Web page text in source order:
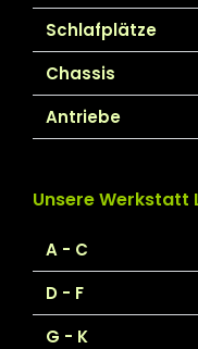
Schlafplätze
Chassis
Antriebe
Unsere Werkstatt
A - C
D - F
G - K